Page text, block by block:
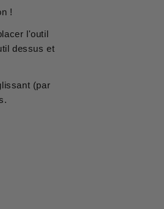
!
l'outil
dessus et
(par